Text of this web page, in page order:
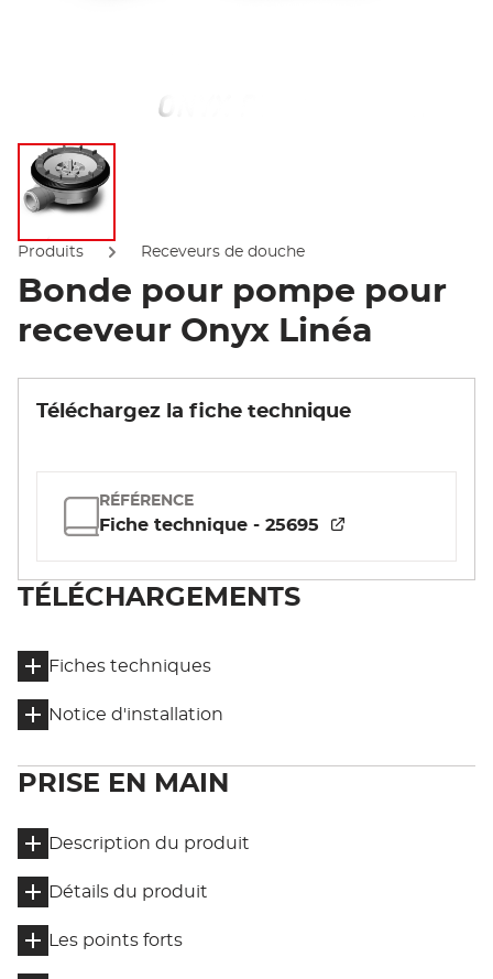
Afficher l'image
Produits Receveurs de douche
Bonde pour pompe pour
receveur Onyx Linéa
Téléchargez la fiche technique
RÉFÉRENCE
Fiche technique - 25695
TÉLÉCHARGEMENTS
Fiches techniques
Notice d'installation
PRISE EN MAIN
Description du produit
Détails du produit
Les points forts